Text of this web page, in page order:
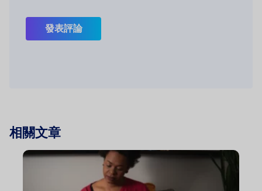
發表評論
相關文章